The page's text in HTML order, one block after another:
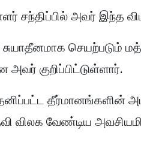
சந்திப்பில் அவர் இந்த
செயற்படும்
குறிப்பிட்டுள்ளார்.
தீர்மானங்களின்
விலக வேண்டிய